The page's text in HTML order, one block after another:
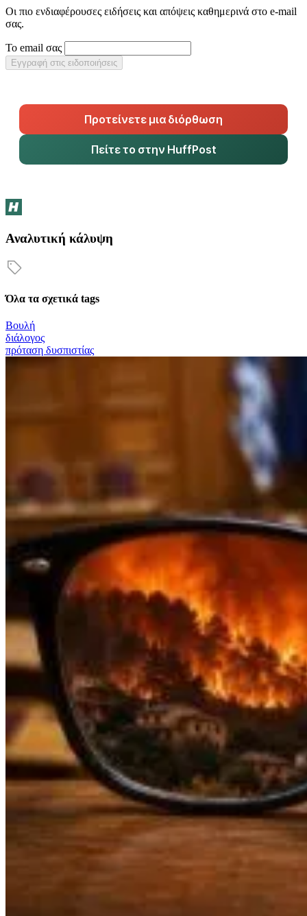
Οι πιο ενδιαφέρουσες ειδήσεις και απόψεις καθημερινά στο e-mail
σας.
Το email σας
Εγγραφή στις ειδοποιήσεις
Προτείνετε μια διόρθωση
Πείτε το στην HuffPost
Αναλυτική κάλυψη
Όλα τα σχετικά tags
Βουλή
διάλογος
πρόταση δυσπιστίας